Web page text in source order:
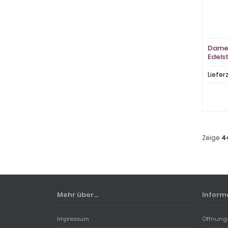
Zeige
Mehr über...
Impressum